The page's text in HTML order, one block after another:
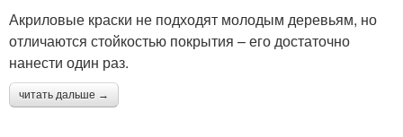
Акриловые краски не подходят молодым деревьям, но
отличаются стойкостью покрытия – его достаточно
нанести один раз.
читать дальше →